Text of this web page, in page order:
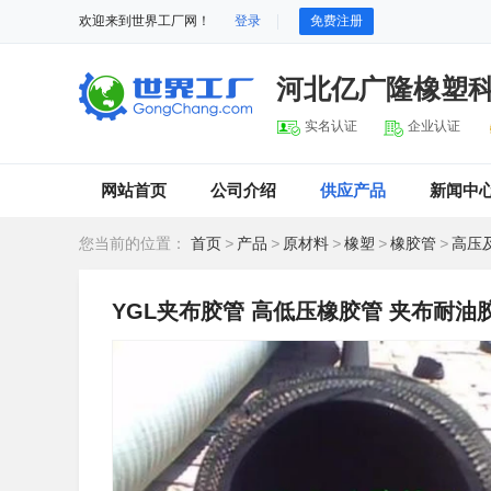
欢迎来到世界工厂网！ 登录 免费注册
河北亿广隆橡塑
实名认证 企业认证
网站首页 公司介绍 供应产品 新闻中
您当前的位置： 首页 > 产品 > 原材料 >橡塑 >橡胶管 >高压
YGL夹布胶管 高低压橡胶管 夹布耐油